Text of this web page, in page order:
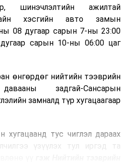
хувьд шаталтын дараа
зэрэг ашигт эрдсийг сэргээн
Нидерланд, Өмнөд Солонгос
шатаах технологийг ашиглаж
лаг шатаах үйлдвэрээс
сэргээн авах технологи
төвлөрсөн лаг
дулаан, цахилгаан
технологийг лагийн
шинэчлэлтийн ажилтай
хэсгийн авто замын
08 дугаар сарын 7-ны 23:00
сарын 10-ны 06:00 цаг
өнгөрдөг нийтийн тээврийн
задгай-Сансарын
замналд түр хугацаагаар
тус чиглэл дараах
үзүүлэх тул иргэд та